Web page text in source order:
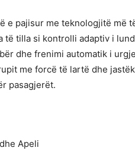
e pajisur me teknologjitë më
të tilla si kontrolli adaptiv i
dhe frenimi automatik i
me forcë të lartë dhe
pasagjerët.
Apeli